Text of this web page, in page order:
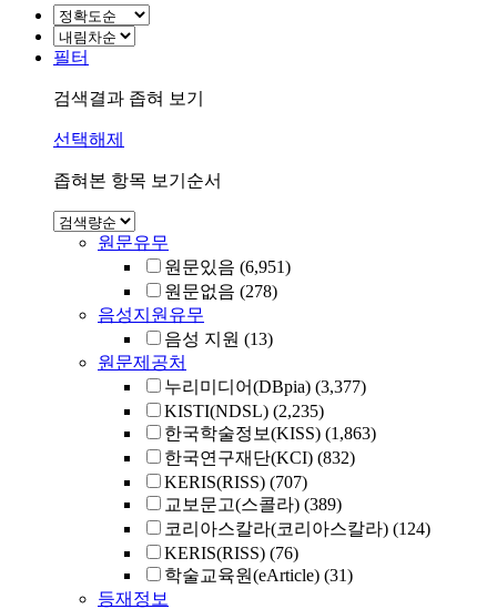
필터
검색결과 좁혀 보기
선택해제
좁혀본 항목 보기순서
원문유무
원문있음 (6,951)
원문없음 (278)
음성지원유무
음성 지원 (13)
원문제공처
누리미디어(DBpia) (3,377)
KISTI(NDSL) (2,235)
한국학술정보(KISS) (1,863)
한국연구재단(KCI) (832)
KERIS(RISS) (707)
교보문고(스콜라) (389)
코리아스칼라(코리아스칼라) (124)
KERIS(RISS) (76)
학술교육원(eArticle) (31)
등재정보